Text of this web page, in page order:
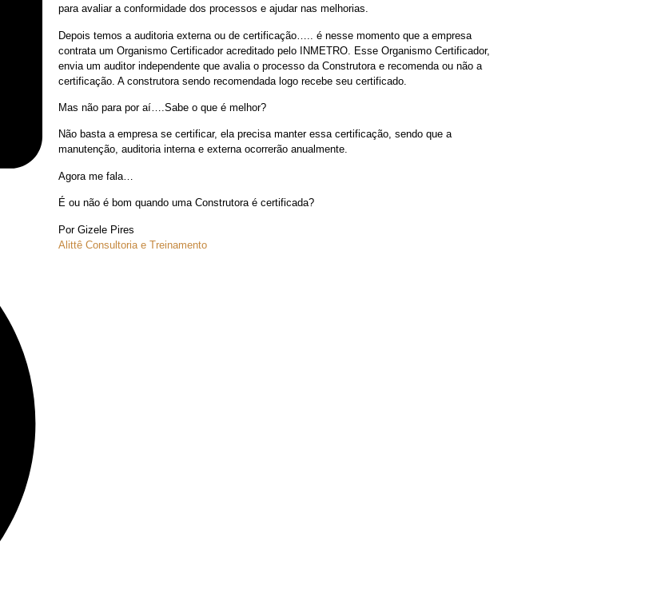
para avaliar a conformidade dos processos e ajudar nas melhorias.
Depois temos a auditoria externa ou de certificação….. é nesse momento que a empresa
contrata um Organismo Certificador acreditado pelo INMETRO. Esse Organismo Certificador,
envia um auditor independente que avalia o processo da Construtora e recomenda ou não a
certificação. A construtora sendo recomendada logo recebe seu certificado.
Mas não para por aí….Sabe o que é melhor?
Não basta a empresa se certificar, ela precisa manter essa certificação, sendo que a
manutenção, auditoria interna e externa ocorrerão anualmente.
Agora me fala…
É ou não é bom quando uma Construtora é certificada?
Por Gizele Pires
Alittê Consultoria e Treinamento